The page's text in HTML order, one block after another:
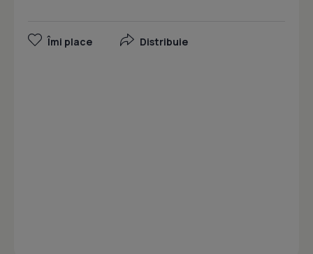
Îmi place Distribuie